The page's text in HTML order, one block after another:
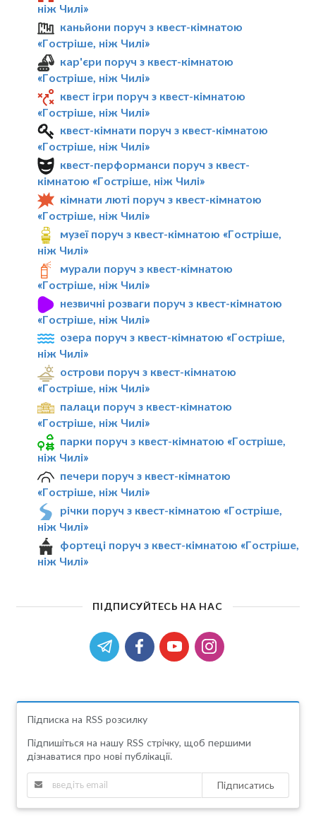
ніж Чилі»
каньйони поруч з квест-кімнатою
«Гостріше, ніж Чилі»
кар'єри поруч з квест-кімнатою
«Гостріше, ніж Чилі»
квест ігри поруч з квест-кімнатою
«Гостріше, ніж Чилі»
квест-кімнати поруч з квест-кімнатою
«Гостріше, ніж Чилі»
квест-перформанси поруч з квест-
кімнатою «Гостріше, ніж Чилі»
кімнати люті поруч з квест-кімнатою
«Гостріше, ніж Чилі»
музеї поруч з квест-кімнатою «Гостріше,
ніж Чилі»
мурали поруч з квест-кімнатою
«Гостріше, ніж Чилі»
незвичні розваги поруч з квест-кімнатою
«Гостріше, ніж Чилі»
озера поруч з квест-кімнатою «Гостріше,
ніж Чилі»
острови поруч з квест-кімнатою
«Гостріше, ніж Чилі»
палаци поруч з квест-кімнатою
«Гостріше, ніж Чилі»
парки поруч з квест-кімнатою «Гостріше,
ніж Чилі»
печери поруч з квест-кімнатою
«Гостріше, ніж Чилі»
річки поруч з квест-кімнатою «Гостріше,
ніж Чилі»
фортеці поруч з квест-кімнатою «Гостріше,
ніж Чилі»
ПІДПИСУЙТЕСЬ НА НАС
Підписка на RSS розсилку
Підпишіться на нашу RSS стрічку, щоб першими
дізнаватися про нові публікації.
Підписатись